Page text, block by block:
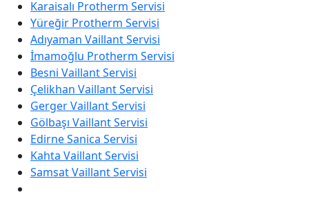
Karaisalı Protherm Servisi
Yüreğir Protherm Servisi
Adıyaman Vaillant Servisi
İmamoğlu Protherm Servisi
Besni Vaillant Servisi
Çelikhan Vaillant Servisi
Gerger Vaillant Servisi
Gölbaşı Vaillant Servisi
Edirne Sanica Servisi
Kahta Vaillant Servisi
Samsat Vaillant Servisi